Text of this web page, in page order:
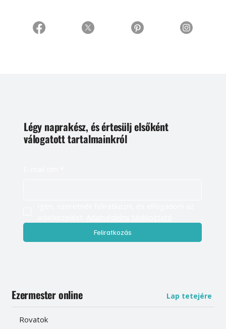
Légy naprakész, és értesülj elsőként
válogatott tartalmainkról
Feliratkozás
Ezermester online Lap tetejére
Rovatok